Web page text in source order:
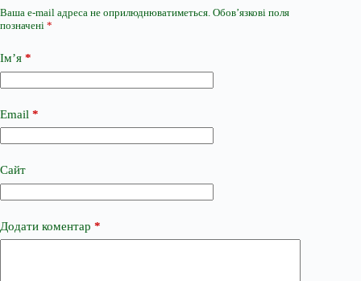
Ваша e-mail адреса не оприлюднюватиметься. Обов’язкові поля
позначені *
Ім’я *
Email *
Сайт
Додати коментар *